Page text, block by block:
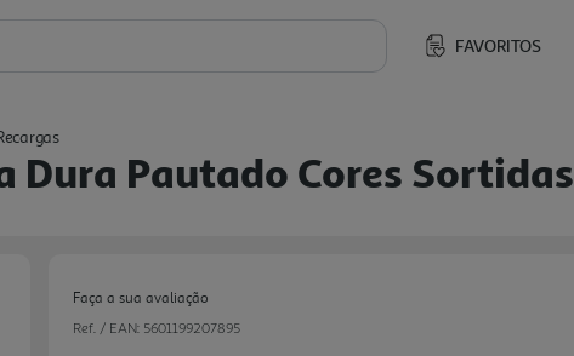
FAVORITOS
Dura Pautado Cores Sortidas
Faça a sua avaliação
Ref. / EAN: 5601199207895